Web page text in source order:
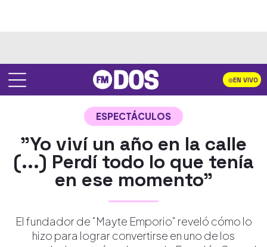
EN VIVO
ESPECTÁCULOS
"Yo viví un año en la calle
(...) Perdí todo lo que tenía
en ese momento"
El fundador de "Mayte Emporio" reveló cómo lo
hizo para lograr convertirse en uno de los